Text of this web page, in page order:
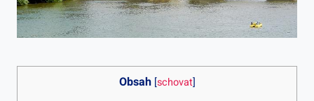
Obsah [schovat]